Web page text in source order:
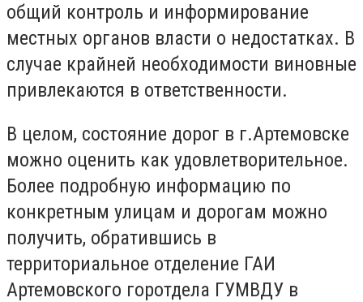
общий контроль и информирование
местных органов власти о недостатках. В
случае крайней необходимости виновные
привлекаются в ответственности.
В целом, состояние дорог в г.Артемовске
можно оценить как удовлетворительное.
Более подробную информацию по
конкретным улицам и дорогам можно
получить, обратившись в
территориальное отделение ГАИ
Артемовского горотдела ГУМВДУ в